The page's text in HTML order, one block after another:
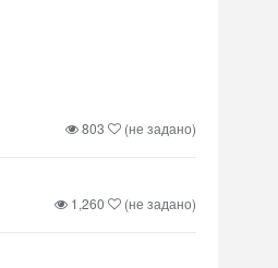
803 (не задано)
1,260 (не задано)